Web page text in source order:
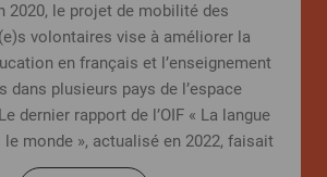
2020, le projet de mobilité des
volontaires vise à améliorer la
en français et l’enseignement
dans plusieurs pays de l’espace
dernier rapport de l’OIF « La langue
monde », actualisé en 2022, faisait
état